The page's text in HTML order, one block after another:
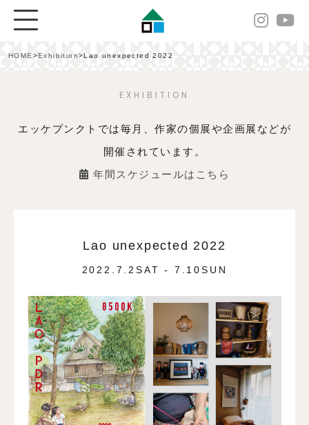
HOME>Exhibition>Lao unexpected 2022
EXHIBITION
エッケプンクトでは毎月、作家の個展や企画展などが
開催されています。
年間スケジュールはこちら
Lao unexpected 2022
2022.7.2SAT - 7.10SUN